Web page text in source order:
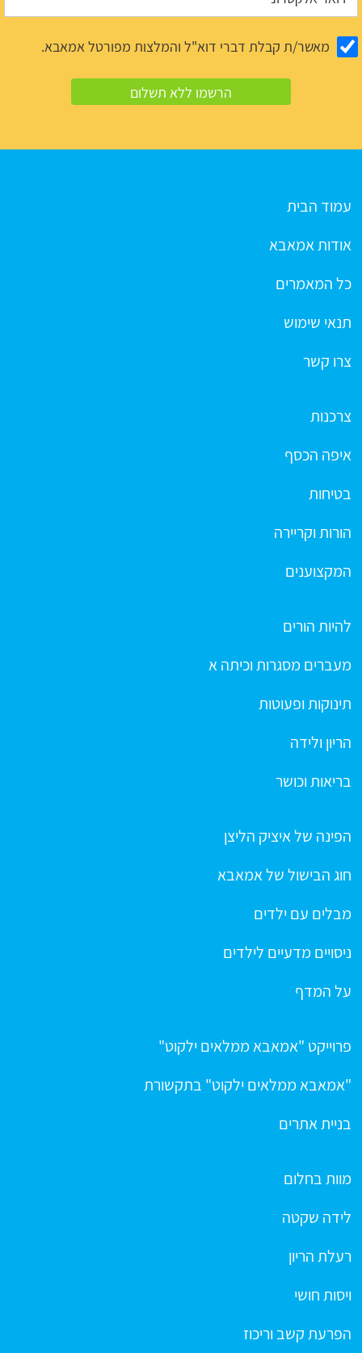
מאשר/ת קבלת דברי דוא"ל והמלצות מפורטל אמאבא.
עמוד הבית
אודות אמאבא
כל המאמרים
תנאי שימוש
צרו קשר
צרכנות
איפה הכסף
בטיחות
הורות וקריירה
המקצוענים
להיות הורים
מעברים מסגרות וכיתה א
תינוקות ופעוטות
הריון ולידה
בריאות וכושר
הפינה של איציק הליצן
חוג הבישול של אמאבא
מבלים עם ילדים
ניסויים מדעיים לילדים
על המדף
פרוייקט "אמאבא ממלאים ילקוט"
"אמאבא ממלאים ילקוט" בתקשורת
בניית אתרים
מוות בחלום
לידה שקטה
רעלת הריון
ויסות חושי
הפרעת קשב וריכוז